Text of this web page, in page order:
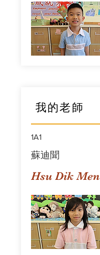
我的老師
1A1
蘇迪聞
Hsu Dik Men